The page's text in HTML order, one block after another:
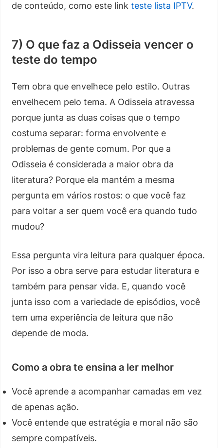
de conteúdo, como este link teste lista IPTV.
7) O que faz a Odisseia vencer o
teste do tempo
Tem obra que envelhece pelo estilo. Outras
envelhecem pelo tema. A Odisseia atravessa
porque junta as duas coisas que o tempo
costuma separar: forma envolvente e
problemas de gente comum. Por que a
Odisseia é considerada a maior obra da
literatura? Porque ela mantém a mesma
pergunta em vários rostos: o que você faz
para voltar a ser quem você era quando tudo
mudou?
Essa pergunta vira leitura para qualquer época.
Por isso a obra serve para estudar literatura e
também para pensar vida. E, quando você
junta isso com a variedade de episódios, você
tem uma experiência de leitura que não
depende de moda.
Como a obra te ensina a ler melhor
Você aprende a acompanhar camadas em vez
de apenas ação.
Você entende que estratégia e moral não são
sempre compatíveis.